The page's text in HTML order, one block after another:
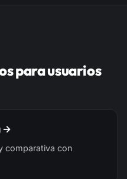
para usuarios
→
comparativa con